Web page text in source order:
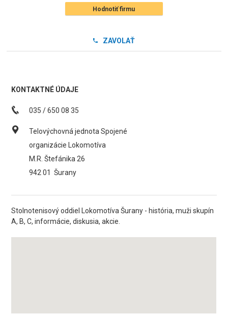
Hodnotiť firmu
ZAVOLAŤ
KONTAKTNÉ ÚDAJE
035 / 650 08 35
Telovýchovná jednota Spojené
organizácie Lokomotíva
M.R. Štefánika 26
942 01 Šurany
Stolnotenisový oddiel Lokomotíva Šurany - história, muži skupín
A, B, C, informácie, diskusia, akcie.